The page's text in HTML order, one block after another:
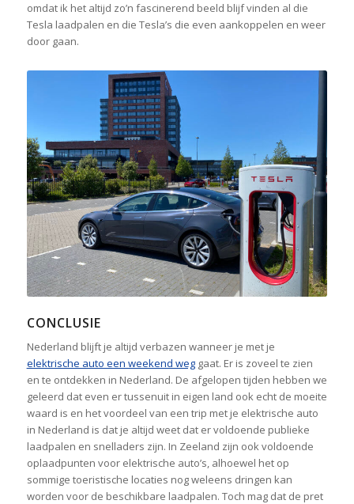
omdat ik het altijd zo’n fascinerend beeld blijf vinden al die
Tesla laadpalen en die Tesla’s die even aankoppelen en weer
door gaan.
CONCLUSIE
Nederland blijft je altijd verbazen wanneer je met je
elektrische auto een weekend weggaat. Er is zoveel te zien
en te ontdekken in Nederland. De afgelopen tijden hebben we
geleerd dat even er tussenuit in eigen land ook echt de moeite
waard is en het voordeel van een trip met je elektrische auto
in Nederland is dat je altijd weet dat er voldoende publieke
laadpalen en snelladers zijn. In Zeeland zijn ook voldoende
oplaadpunten voor elektrische auto’s, alhoewel het op
sommige toeristische locaties nog weleens dringen kan
worden voor de beschikbare laadpalen. Toch mag dat de pret